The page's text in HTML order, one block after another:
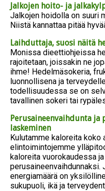
Jalkojen hoito- ja
Jalkojen hoidolla on suuri
Niistä kannattaa pitää
Laihduttaja, suosi näitä
Monissa dieettiohjeissa
rajoitetaan, joissakin ne
ihme! Hedelmäsokeria,
luonnollisena ja
todellisuudessa se on
tavallinen sokeri tai
Perusaineenvaihdunta
laskeminen
Kulutamme kaloreita koko
elintoimintojemme
kaloreita vuorokaudessa
energiamäärä on
sukupuoli, ikä ja